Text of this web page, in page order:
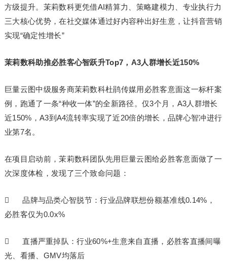
方级提升。茉莉数科更凭借AI精算力、策略建模力、专业执行力
三大核心优势，在社交媒体通过好内容种出好生意，让抖音营销
实现“确定性增长”
茉莉数科助推必胜客心智跃升Top7 ， A3人群增长近150%
巨量云图中级服务商茉莉数科杜鹃传媒用必胜客意面这一标杆案
例，跑通了一条“种收一体”的全新路径。仅3个月，A3人群增长
近150%，A3到A4流转率实现了近20倍的增长，品牌心智冲进行
业第7名。
在项目启动前，茉莉数科团队先用巨量云图给必胜客意面做了一
次深度体检，发现了三个致命问题：
 品牌与品类心智脱节：行业品牌联想份额基准线0.14%，
必胜客仅为0.0x%
 直播严重掉队：行业60%+生意来自直播，必胜客直播间曝
光、看播、GMV均落后